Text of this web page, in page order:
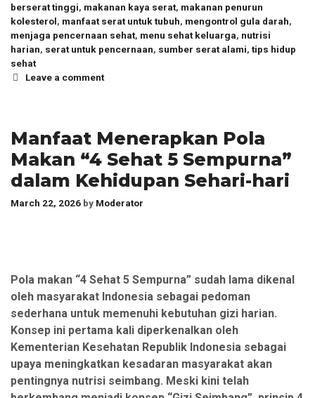
berserat tinggi, makanan kaya serat, makanan penurun
kolesterol, manfaat serat untuk tubuh, mengontrol gula darah,
menjaga pencernaan sehat, menu sehat keluarga, nutrisi
harian, serat untuk pencernaan, sumber serat alami, tips hidup
sehat
Leave a comment
Manfaat Menerapkan Pola
Makan “4 Sehat 5 Sempurna”
dalam Kehidupan Sehari-hari
March 22, 2026 by Moderator
Pola makan “4 Sehat 5 Sempurna” sudah lama dikenal
oleh masyarakat Indonesia sebagai pedoman
sederhana untuk memenuhi kebutuhan gizi harian.
Konsep ini pertama kali diperkenalkan oleh
Kementerian Kesehatan Republik Indonesia sebagai
upaya meningkatkan kesadaran masyarakat akan
pentingnya nutrisi seimbang. Meski kini telah